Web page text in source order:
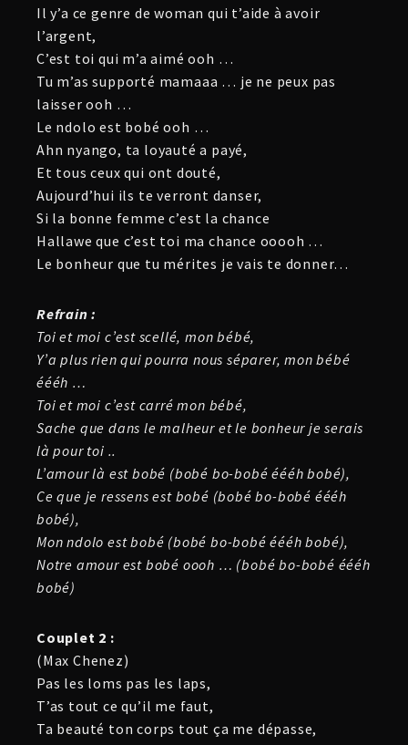
Il y’a ce genre de woman qui t’aide à avoir
l’argent,
C’est toi qui m’a aimé ooh …
Tu m’as supporté mamaaa … je ne peux pas
laisser ooh …
Le ndolo est bobé ooh …
Ahn nyango, ta loyauté a payé,
Et tous ceux qui ont douté,
Aujourd’hui ils te verront danser,
Si la bonne femme c’est la chance
Hallawe que c’est toi ma chance ooooh …
Le bonheur que tu mérites je vais te donner…
Refrain :
Toi et moi c’est scellé, mon bébé,
Y’a plus rien qui pourra nous séparer, mon bébé
éééh …
Toi et moi c’est carré mon bébé,
Sache que dans le malheur et le bonheur je serais
là pour toi ..
L’amour là est bobé (bobé bo-bobé éééh bobé),
Ce que je ressens est bobé (bobé bo-bobé éééh
bobé),
Mon ndolo est bobé (bobé bo-bobé éééh bobé),
Notre amour est bobé oooh … (bobé bo-bobé éééh
bobé)
Couplet 2 :
(Max Chenez)
Pas les loms pas les laps,
T’as tout ce qu’il me faut,
Ta beauté ton corps tout ça me dépasse,